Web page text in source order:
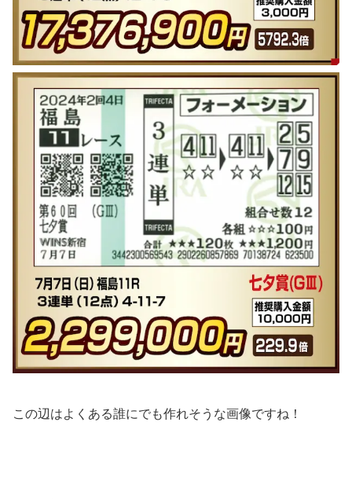
この辺はよくある誰にでも作れそうな画像ですね！